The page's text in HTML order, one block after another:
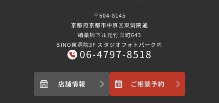
〒604-8145
京都府京都市中京区東洞院通
蛸薬師下ル元竹田町643
BINO東洞院3F スタジオフォトパーク内
06-4797-8518
店舗情報 ご相談予約